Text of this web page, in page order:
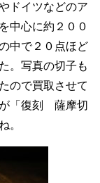
ドイツなどのア
中心に約２００
中で２０点ほど
。写真の切子も
ので買取させて
「復刻 薩摩切
。